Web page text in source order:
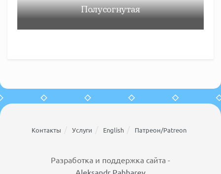
Полусогнутая
Контакты Услуги English Патреон/Patreon
Разработка и поддержка сайта -
Aleksandr Pahharev